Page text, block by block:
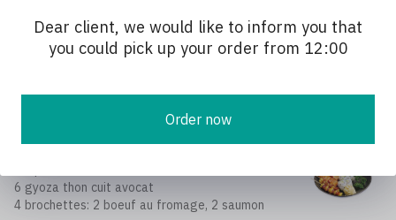
Dear client, we would like to inform you that
you could pick up your order from 12:00
Order now
Soupe, salade,
6 gyoza au poulet
13,90 €
D9
6 gyoza thon cuit avocat
4 brochettes: 2 boeuf au fromage, 2 saumon